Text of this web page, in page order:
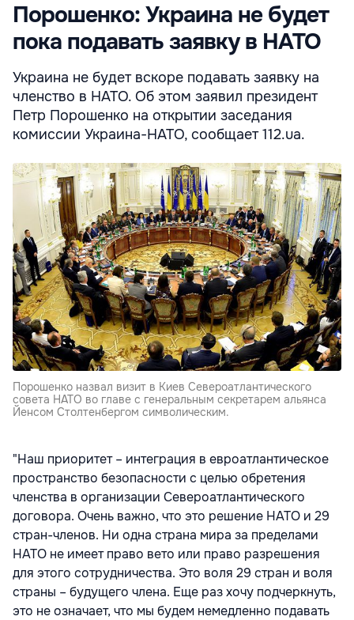
Порошенко: Украина не будет
пока подавать заявку в НАТО
Украина не будет вскоре подавать заявку на
членство в НАТО. Об этом заявил президент
Петр Порошенко на открытии заседания
комиссии Украина-НАТО, сообщает 112.ua.
Порошенко назвал визит в Киев Североатлантического
совета НАТО во главе с генеральным секретарем альянса
Йенсом Столтенбергом символическим.
"Наш приоритет – интеграция в евроатлантическое
пространство безопасности с целью обретения
членства в организации Североатлантического
договора. Очень важно, что это решение НАТО и 29
стран-членов. Ни одна страна мира за пределами
НАТО не имеет право вето или право разрешения
для этого сотрудничества. Это воля 29 стран и воля
страны – будущего члена. Еще раз хочу подчеркнуть,
это не означает, что мы будем немедленно подавать